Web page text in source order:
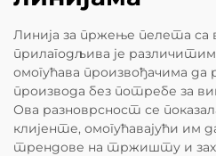
Линија за пржење пелета са
прилагодљива је
омогућава произвођачима да
производа без потребе за
Ова разноврсност се
клијенте, омогућавајући им
трендове на тржишту и